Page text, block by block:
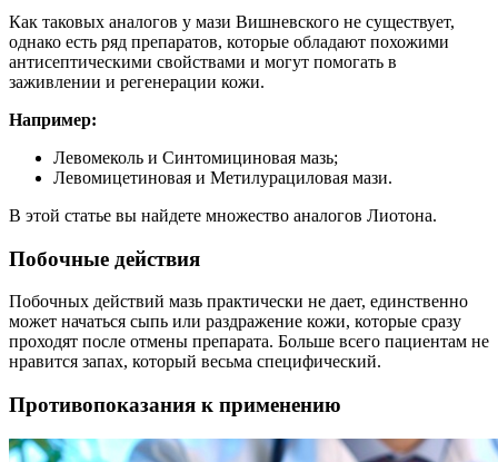
Как таковых аналогов у мази Вишневского не существует,
однако есть ряд препаратов, которые обладают похожими
антисептическими свойствами и могут помогать в
заживлении и регенерации кожи.
Например:
Левомеколь и Синтомициновая мазь;
Левомицетиновая и Метилурациловая мази.
В этой статье вы найдете множество аналогов Лиотона.
Побочные действия
Побочных действий мазь практически не дает, единственно
может начаться сыпь или раздражение кожи, которые сразу
проходят после отмены препарата. Больше всего пациентам не
нравится запах, который весьма специфический.
Противопоказания к применению